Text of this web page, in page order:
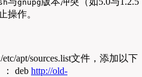
gnupg
操作。
apt/sources.list文件，添加以下
deb http://old-